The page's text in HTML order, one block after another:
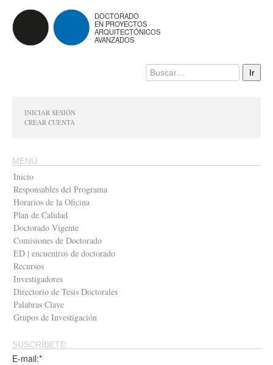
DOCTORADO
EN PROYECTOS
ARQUITECTÓNICOS
AVANZADOS
INICIAR SESIÓN
CREAR CUENTA
MENÚ
Inicio
Responsables del Programa
Horarios de la Oficina
Plan de Calidad
Doctorado Vigente
Comisiones de Doctorado
ED | encuentros de doctorado
Recursos
Investigadores
Directorio de Tesis Doctorales
Palabras Clave
Grupos de Investigación
SUSCRÍBETE
E-mail:*